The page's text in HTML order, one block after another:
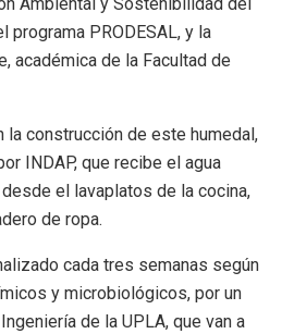
programa PRODESAL, y la
académica de la Facultad de
construcción de este humedal,
INDAP, que recibe el agua
el lavaplatos de la cocina,
de ropa.
cada tres semanas según
y microbiológicos, por un
de la UPLA, que van a